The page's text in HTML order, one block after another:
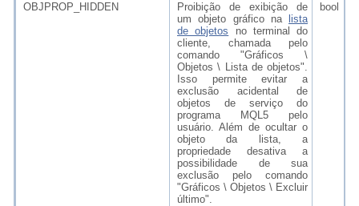
OBJPROP_HIDDEN
Proibição de exibição de
um objeto gráfico na
lista
de objetos no terminal do
cliente, chamada pelo
comando "Gráficos \
Objetos \ Lista de objetos".
Isso permite evitar a
exclusão acidental de
objetos de serviço do
programa MQL5 pelo
usuário. Além de ocultar o
objeto da lista, a
propriedade desativa a
possibilidade de sua
exclusão pelo comando
"Gráficos \ Objetos \ Excluir
último".
bool